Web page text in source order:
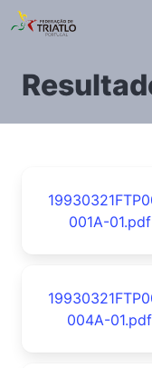
001A-01.pdf
004A-01.pdf